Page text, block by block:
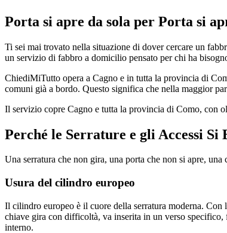
Porta si apre da sola per Porta si
Ti sei mai trovato nella situazione di dover cercare un
un servizio di fabbro a domicilio pensato per chi ha
ChiediMiTutto opera a Cagno e in tutta la provincia di
comuni già a bordo. Questo significa che nella maggior
Il servizio copre Cagno e tutta la provincia di Como, con
Perché le Serrature e gli Accessi Si
Una serratura che non gira, una porta che non si apre,
Usura del cilindro europeo
Il cilindro europeo è il cuore della serratura moderna.
chiave gira con difficoltà, va inserita in un verso
interno.